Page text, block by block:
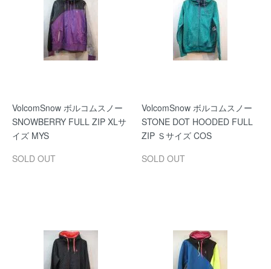
VolcomSnow ボルコムスノー
SNOWBERRY FULL ZIP XLサ
イズ MYS
SOLD OUT
VolcomSnow ボルコムスノー
STONE DOT HOODED FULL
ZIP Ｓサイズ COS
SOLD OUT